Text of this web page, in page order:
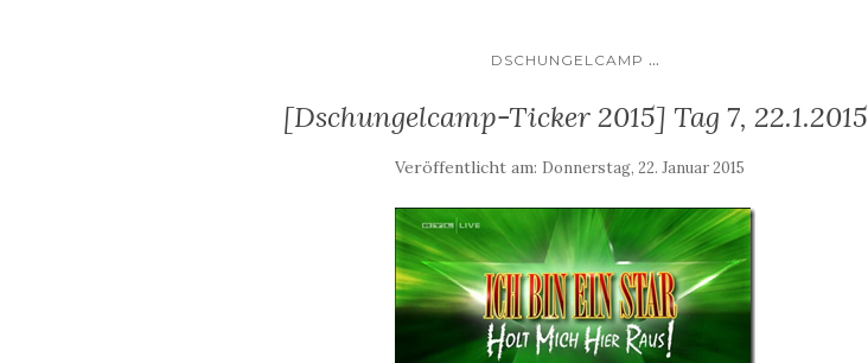
DSCHUNGELCAMP ...
[Dschungelcamp-Ticker 2015] Tag 7, 22.1.2015
Veröffentlicht am: Donnerstag, 22. Januar 2015